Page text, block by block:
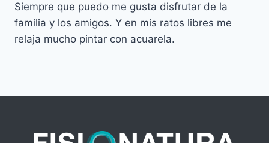
Siempre que puedo me gusta disfrutar de la
familia y los amigos. Y en mis ratos libres me
relaja mucho pintar con acuarela.